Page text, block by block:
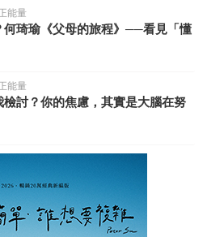
能量
何琦瑜《父母的旅程》──看見「懂
能量
討？你的焦慮，其實是大腦在努